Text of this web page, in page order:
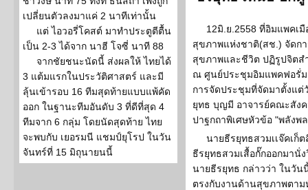
เปลี่ยนตัวลงมาแค่ 2 นาทีเท่านั้น
แต่ ไอวอรี่โคสต์ มาทำประตูตีตื้น
เป็น 2-3 ได้จาก นาฮี โจซี่ นาที 88
จากชัยชนะนัดนี้ ส่งผลให้ ไทยได้
3 แต้มแรกในประวัติศาสตร์ และมี
ลุ้นเข้ารอบ 16 ทีมสุดท้ายแบบแพ้คัด
ออก ในฐานะทีมอันดับ 3 ที่ดีที่สุด 4
ทีมจาก 6 กลุ่ม โดยนัดสุดท้าย ไทย
จะพบกับ เยอรมนี แชมป์ยุโรป ในวัน
จันทร์ที่ 15 มิถุนายนนี้
12มิ.ย.2558 ที่อิมแพคเ
สุขภาพแห่งชาติ(สช.) จัดก
สุขภาพและชีวิต ปฏิรูปจิตส
ณ ศูนย์ประชุมอิมแพคฟอรั่ม
การจัดประชุมที่จัดมาตั้งแ
ยุทธ บุญมี อาจารย์คณะสัง
ปาฐกถาพิเศษหัวข้อ "พลังพ
นายธีรยุทธสวมเเจ๊คเก็
ธีรยุทธสวมเสื้อกั๊กออกมานั่
นายธีรยุทธ กล่าวว่า ในวัน
ตรงกับงานด้านสุขภาพตา